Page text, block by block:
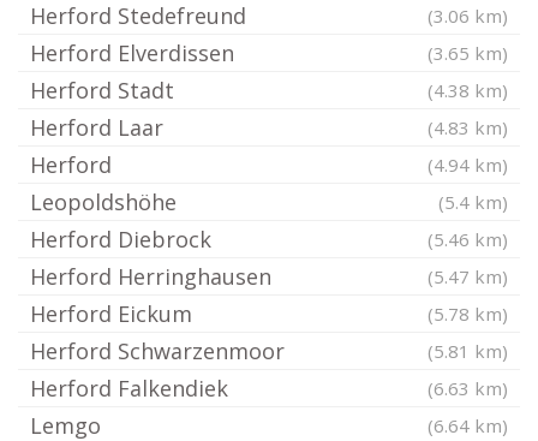
Herford Stedefreund (3.06 km)
Herford Elverdissen (3.65 km)
Herford Stadt (4.38 km)
Herford Laar (4.83 km)
Herford (4.94 km)
Leopoldshöhe (5.4 km)
Herford Diebrock (5.46 km)
Herford Herringhausen (5.47 km)
Herford Eickum (5.78 km)
Herford Schwarzenmoor (5.81 km)
Herford Falkendiek (6.63 km)
Lemgo (6.64 km)